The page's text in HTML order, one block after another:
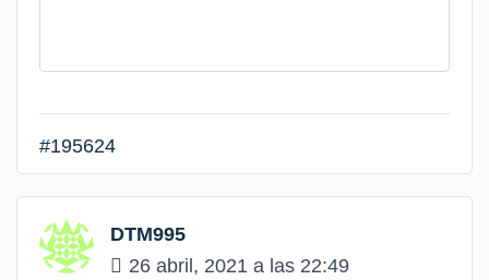
#195624
DTM995
26 abril, 2021 a las 22:49